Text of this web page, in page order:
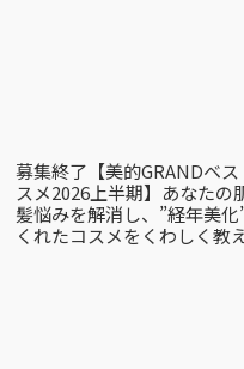
募集終了【美的GRANDベス
スメ2026上半期】あなたの
髪悩みを解消し、”経年美化
くれたコスメをくわしく教